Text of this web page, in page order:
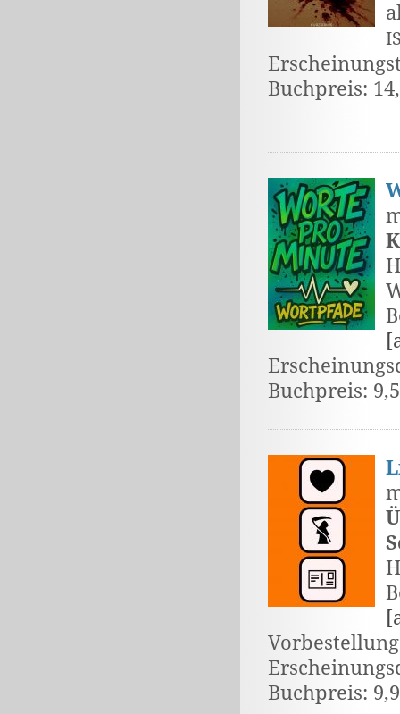
Buchpreis:
Buchpreis:
Buchpreis: